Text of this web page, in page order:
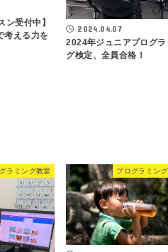
ン受付中】
考える力を
2024.04.07
2024年ジュニアプログラ
グ検定、全員合格！
ラミング教室 プログラミン